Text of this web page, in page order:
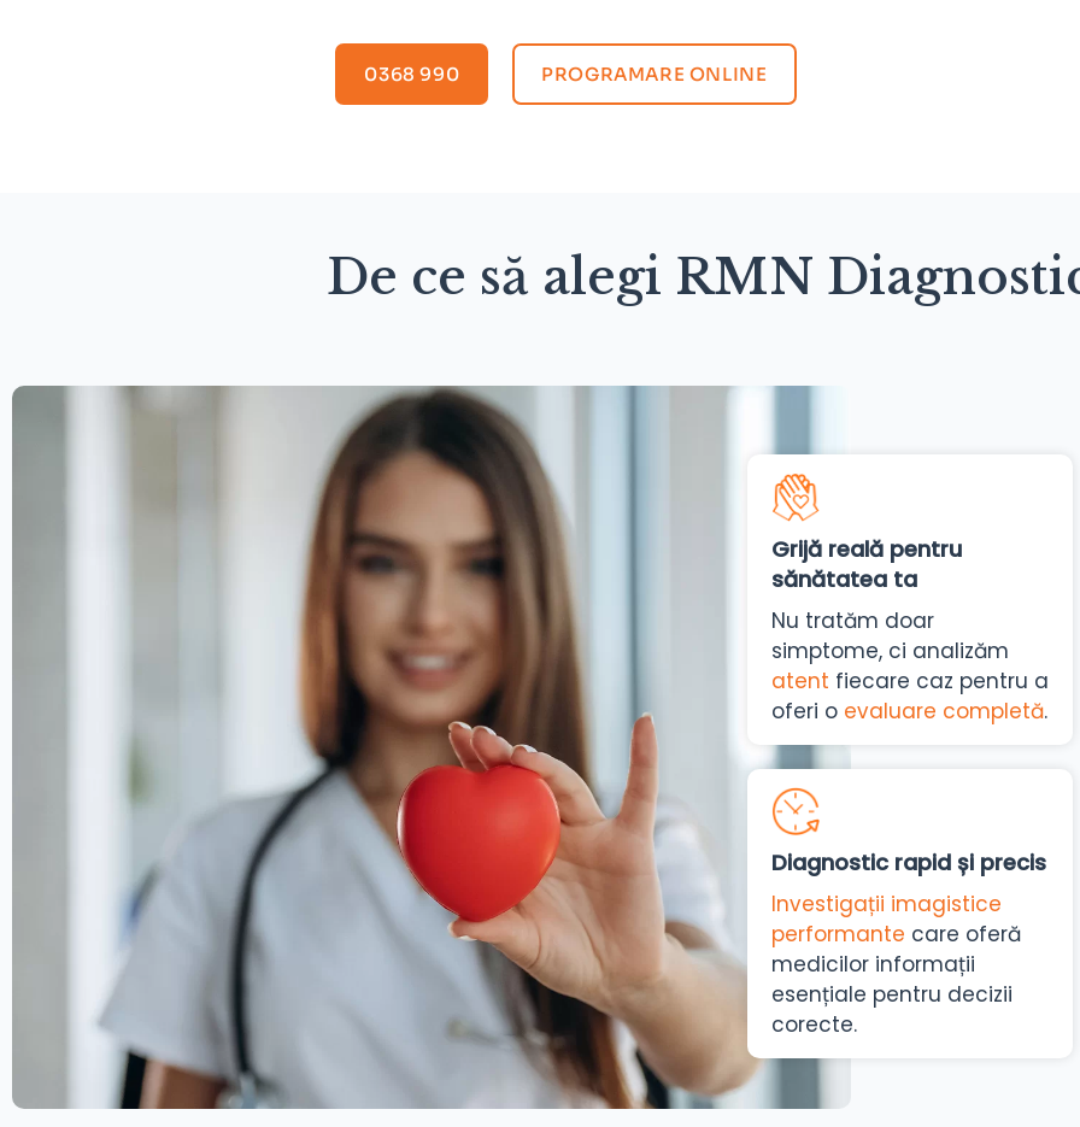
0368 990 PROGRAMARE ONLINE
De ce să alegi RMN
Grijă reală pentru
sănătatea ta
Nu tratăm doar
simptome, ci analizăm
atent fiecare caz pentru a
oferi o evaluare completă.
Diagnostic rapid și precis
Investigații imagistice
performante care oferă
medicilor informații
esențiale pentru decizii
corecte.